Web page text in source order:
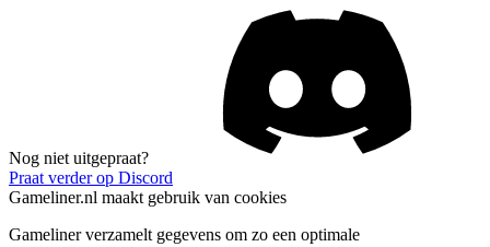
Nog niet uitgepraat?
Praat verder op Discord
Gameliner.nl maakt gebruik van cookies
Gameliner verzamelt gegevens om zo een optimale